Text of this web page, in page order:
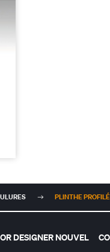
PLINTHE
DESIGNER NOUVEL